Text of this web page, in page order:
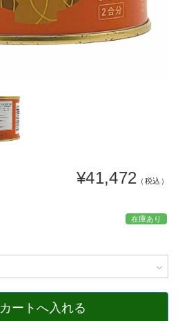
¥41,472 （税込）
在庫あり
カートへ入れる